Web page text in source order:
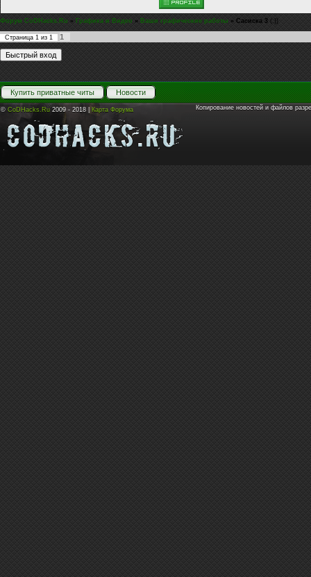
Форум CoDHacks.Ru » Графика и Видео » Ваши графические работы » Сасиска 3 (:})
Страница 1 из 1 1
Купить приватные читы Новости
© CoDHacks.Ru 2009 - 2018 | Карта Форума Копирование новостей и файлов